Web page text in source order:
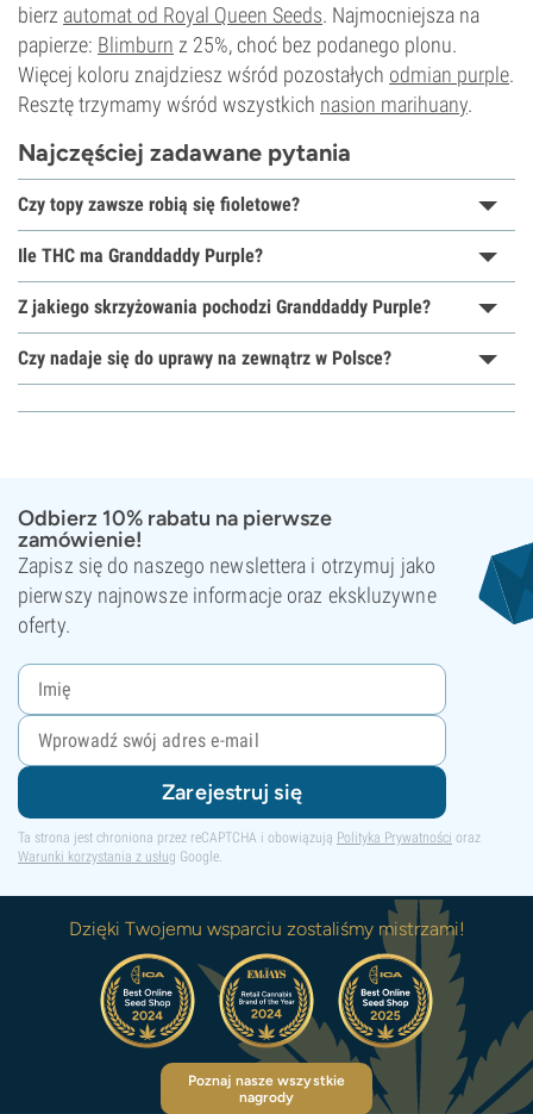
bierz automat od Royal Queen Seeds. Najmocniejsza na
papierze: Blimburn z 25%, choć bez podanego plonu.
Więcej koloru znajdziesz wśród pozostałych odmian purple.
Resztę trzymamy wśród wszystkich nasion marihuany.
Najczęściej zadawane pytania
Czy topy zawsze robią się fioletowe?
Ile THC ma Granddaddy Purple?
Z jakiego skrzyżowania pochodzi Granddaddy Purple?
Czy nadaje się do uprawy na zewnątrz w Polsce?
Odbierz 10% rabatu na pierwsze
zamówienie!
Zapisz się do naszego newslettera i otrzymuj jako
pierwszy najnowsze informacje oraz ekskluzywne
oferty.
Zarejestruj się
Ta strona jest chroniona przez reCAPTCHA i obowiązują Polityka Prywatności oraz
Warunki korzystania z usług Google.
Dzięki Twojemu wsparciu zostaliśmy mistrzami!
Poznaj nasze wszystkie
nagrody